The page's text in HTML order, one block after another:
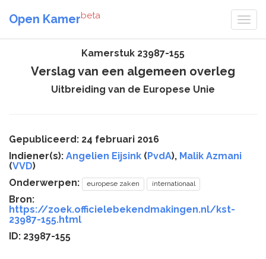
Open Kamerbeta
Kamerstuk 23987-155
Verslag van een algemeen overleg
Uitbreiding van de Europese Unie
Gepubliceerd: 24 februari 2016
Indiener(s): Angelien Eijsink (PvdA), Malik Azmani
(VVD)
Onderwerpen:
europese zaken internationaal
Bron:
https://zoek.officielebekendmakingen.nl/kst-
23987-155.html
ID: 23987-155